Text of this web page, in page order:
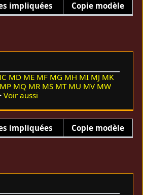
impliquées Copie modèle
MD ME MF MG MH MI MJ MK
MP MQ MR MS MT MU MV MW
Voir aussi
impliquées Copie modèle